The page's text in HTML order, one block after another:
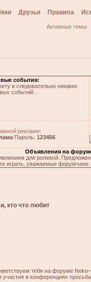
Друзья Правила
Активные темы
события:
и следовательно никаких
событий...
рекламе:
Пароль: 123456
Объявления на
для ролевой.
играть, уважаемые
кто что любит
тебя на форуме
участия в конференциях